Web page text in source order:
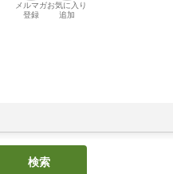
メルマガ
登録
お気に入り
追加
検索